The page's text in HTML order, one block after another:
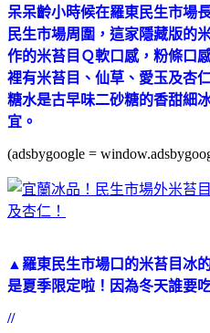
呆呆齡小時候在羅東民生市場
民生市場周圍，這家隱藏版的
作的米苔目Ｑ軟口感，粉條口
裡有米苔目、仙草、愛玉及杏
糖水是古早味二砂糖的香甜細
宜。
(adsbygoogle =
▲羅東民生市場口的米苔目冰
是夏季限定啦！因為冬天誰要
//